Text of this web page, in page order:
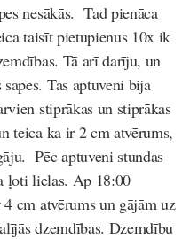
nesākās. Tad pienāca
taisīt pietupienus 10x ik
Tā arī darīju, un
Tas aptuveni bija
stiprākas un stiprākas
teica ka ir 2 cm atvērums,
Pēc aptuveni stundas
ļoti lielas. Ap 18:00
cm atvērums un gājām uz
dzemdības. Dzemdību